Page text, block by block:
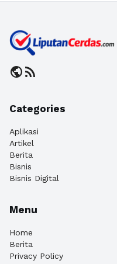
publicrss_feed
Categories
Aplikasi
Artikel
Berita
Bisnis
Bisnis Digital
Menu
Home
Berita
Privacy Policy